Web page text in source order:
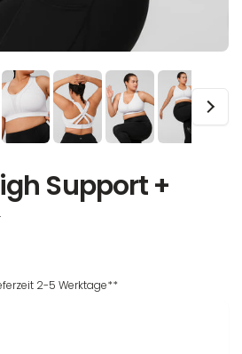
Support +
2-5 Werktage**